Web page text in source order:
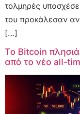
τολμηρές
του προκάλεσαν
[…]
Το Bitcoin
από το νέο all-